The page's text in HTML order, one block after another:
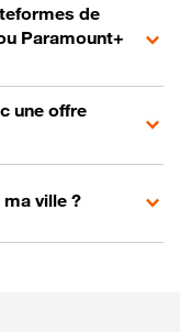
de
Paramount+
une offre
ville ?